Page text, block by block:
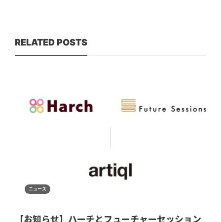
RELATED POSTS
ニュース
【お知らせ】ハーチとフューチャーセッション